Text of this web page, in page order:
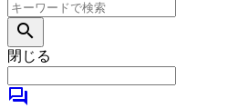
search
閉じる
forum